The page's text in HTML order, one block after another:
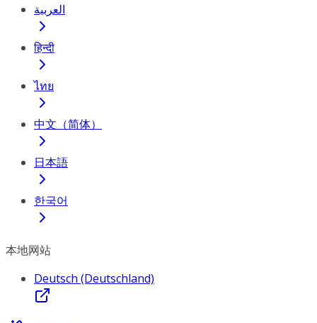
العربية
हिन्दी
ไทย
中文（简体）
日本語
한국어
本地网站
Deutsch (Deutschland)